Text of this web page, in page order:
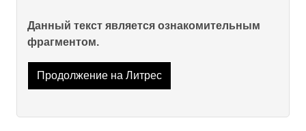
Данный текст является ознакомительным
фрагментом.
Продолжение на Литрес